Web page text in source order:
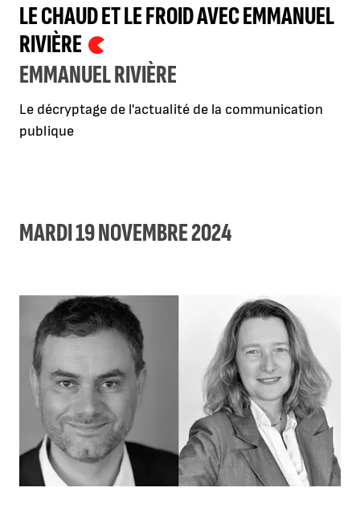
LE CHAUD ET LE FROID AVEC EMMANUEL
RIVIÈRE
EMMANUEL RIVIÈRE
Le décryptage de l'actualité de la communication
publique
MARDI 19 NOVEMBRE 2024